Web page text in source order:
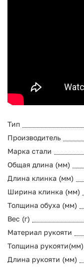
Тип
Производитель
Марка стали
Общая длина (мм)
Длина клинка (мм)
Ширина клинка (мм)
Толщина обуха (мм)
Вес (г)
Материал рукояти
Толщина рукояти(мм)
Длина рукояти (мм)